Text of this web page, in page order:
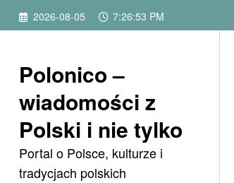
Przejdź 2026-08-05 7:26:53 PM
Polonico –
wiadomości z
Polski i nie tylko
Portal o Polsce, kulturze i
tradycjach polskich